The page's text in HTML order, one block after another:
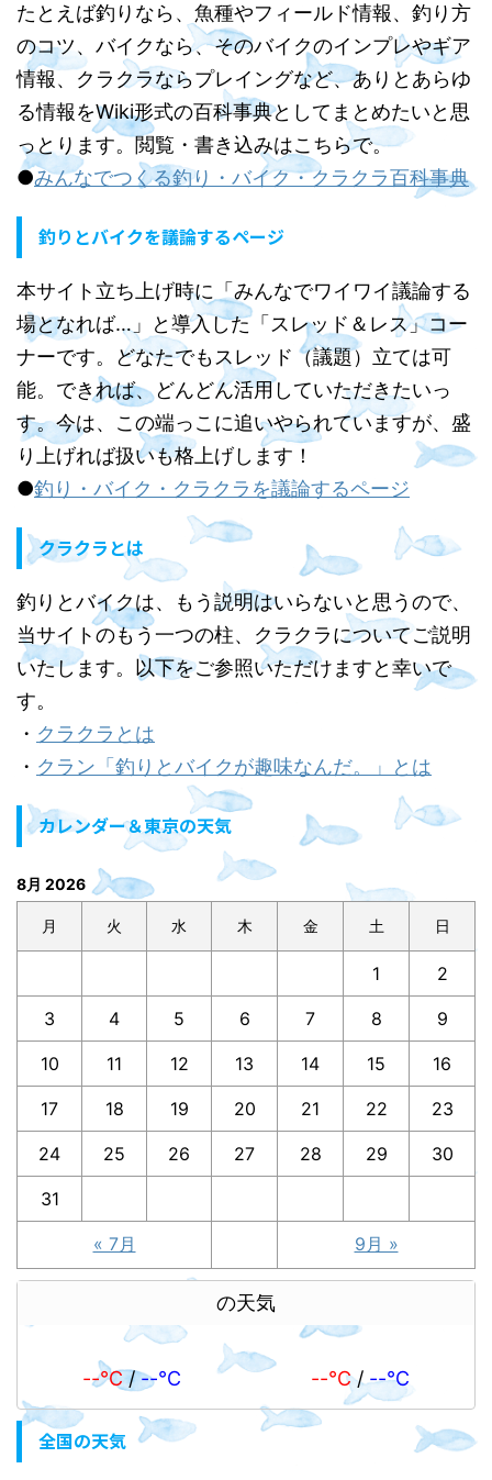
たとえば釣りなら、魚種やフィールド情報、釣り方
のコツ、バイクなら、そのバイクのインプレやギア
情報、クラクラならプレイングなど、ありとあらゆ
る情報をWiki形式の百科事典としてまとめたいと思
っとります。閲覧・書き込みはこちらで。
●みんなでつくる釣り・バイク・クラクラ百科事典
釣りとバイクを議論するページ
本サイト立ち上げ時に「みんなでワイワイ議論する
場となれば…」と導入した「スレッド＆レス」コー
ナーです。どなたでもスレッド（議題）立ては可
能。できれば、どんどん活用していただきたいっ
す。今は、この端っこに追いやられていますが、盛
り上げれば扱いも格上げします！
●釣り・バイク・クラクラを議論するページ
クラクラとは
釣りとバイクは、もう説明はいらないと思うので、
当サイトのもう一つの柱、クラクラについてご説明
いたします。以下をご参照いただけますと幸いで
す。
・ クラクラとは
・ クラン「釣りとバイクが趣味なんだ。」とは
カレンダー＆東京の天気
8月 2026
月 火 水 木 金 土 日
1 2
3 4 5 6 7 8 9
10 11 12 13 14 15 16
17 18 19 20 21 22 23
24 25 26 27 28 29 30
31
« 7月 9月 »
の天気
--℃/--℃ --℃/--℃
全国の天気